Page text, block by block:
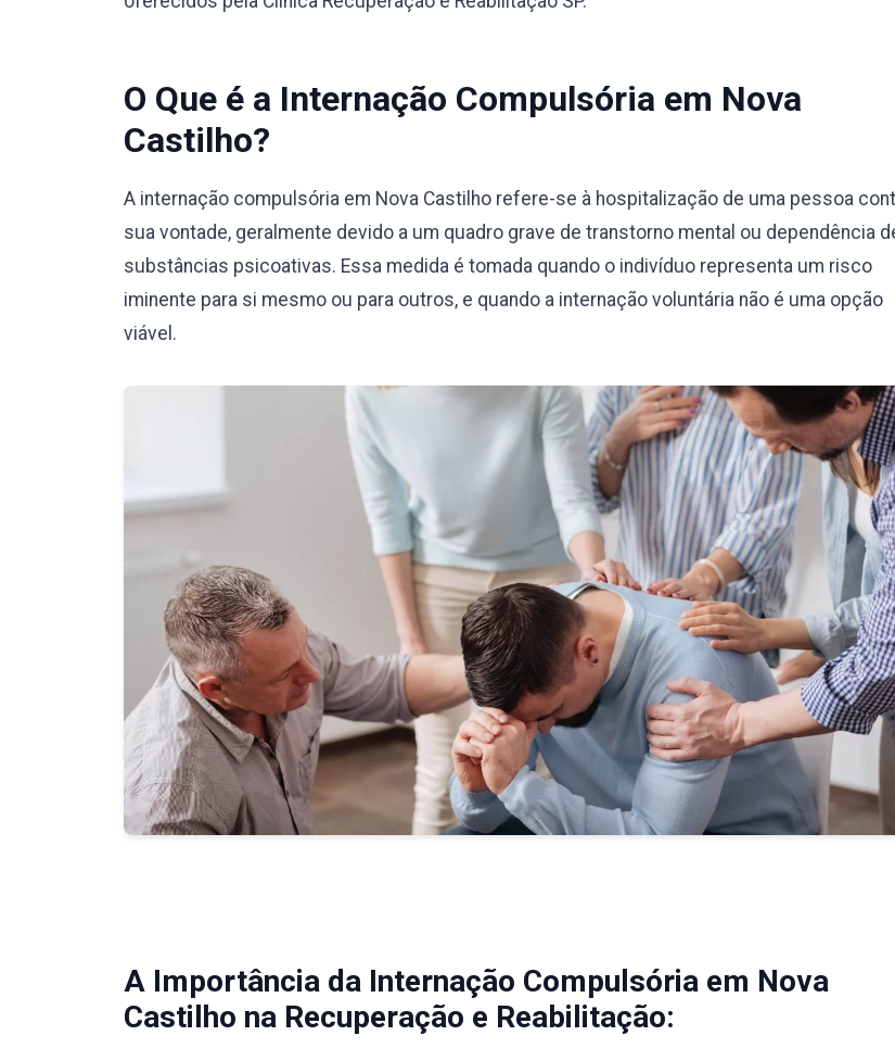
O Que é a Internação Compulsória em Nova
Castilho?
A internação compulsória em Nova Castilho refere-se à hospitalização de uma pessoa
sua vontade, geralmente devido a um quadro grave de transtorno mental ou dependência
substâncias psicoativas. Essa medida é tomada quando o indivíduo representa um risco
iminente para si mesmo ou para outros, e quando a internação voluntária não é uma opção
viável.
A Importância da Internação Compulsória em Nova
Castilho na Recuperação e Reabilitação: